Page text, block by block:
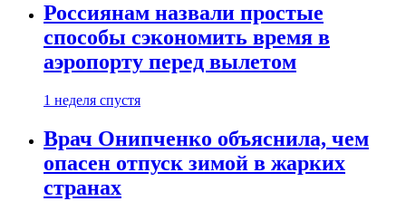
Россиянам назвали простые
способы сэкономить время в
аэропорту перед вылетом
1 неделя спустя
Врач Онипченко объяснила, чем
опасен отпуск зимой в жарких
странах